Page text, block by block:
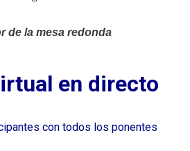
de la mesa redonda
en directo
con todos los ponentes